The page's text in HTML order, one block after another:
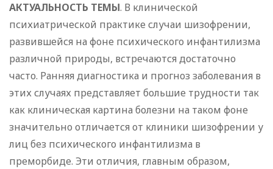
АКТУАЛЬНОСТЬ ТЕМЫ. В клинической
психиатрической практике случаи шизофрении,
развившейся на фоне психического инфантилизма
различной природы, встречаются достаточно
часто. Ранняя диагностика и прогноз заболевания в
этих случаях представляет большие трудности так
как клиническая картина болезни на таком фоне
значительно отличается от клиники шизофрении у
лиц без психического инфантилизма в
преморбиде. Эти отличия, главным образом,